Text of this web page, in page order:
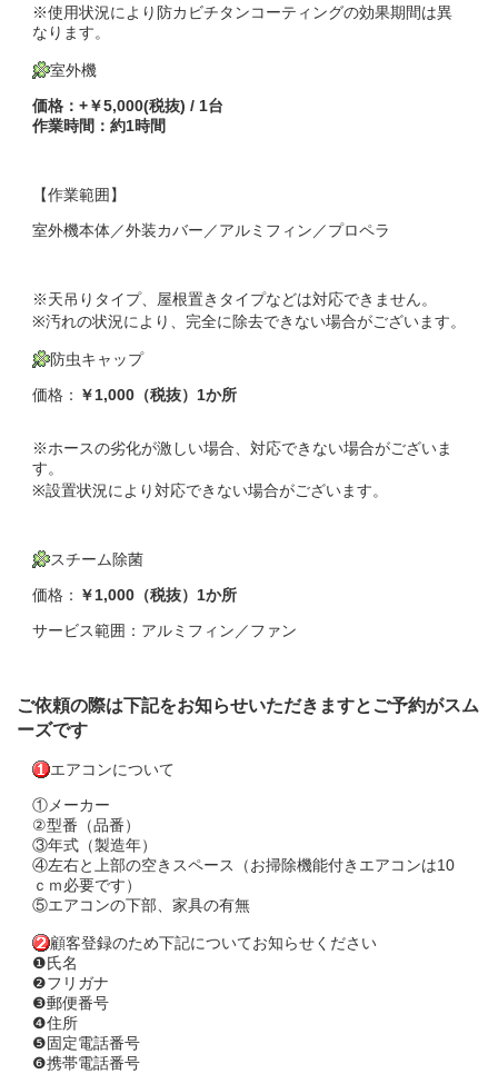
※使用状況により防カビチタンコーティングの効果期間は異
なります。
室外機
価格：+￥5,000(税抜) / 1台
作業時間： 約1時間
【作業範囲】
室外機本体／外装カバー／アルミフィン／プロペラ
※天吊りタイプ、屋根置きタイプなどは対応できません。
※汚れの状況により、完全に除去できない場合がございます。
防虫キャップ
価格： ￥1,000（税抜）1か所
※ホースの劣化が激しい場合、対応できない場合がございま
す。
※設置状況により対応できない場合がございます。
スチーム除菌
価格： ￥1,000（税抜）1か所
サービス範囲：アルミフィン／ファン
ご依頼の際は下記をお知らせいただきますとご予約がスム
ーズです
エアコンについて
①メーカー
②型番（品番）
③年式（製造年）
④左右と上部の空きスペース（お掃除機能付きエアコンは10
ｃｍ必要です）
⑤エアコンの下部、家具の有無
顧客登録のため下記についてお知らせください
❶氏名
❷フリガナ
❸郵便番号
❹住所
❺固定電話番号
❻携帯電話番号